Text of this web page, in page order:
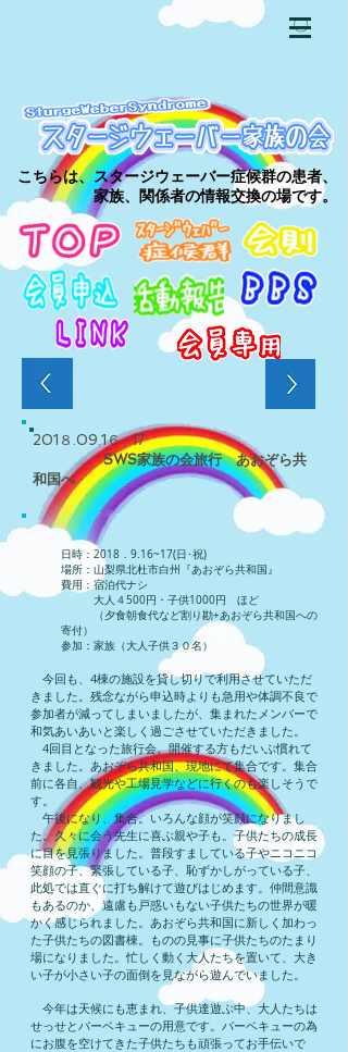
〇
こちらは、スタージウェーバー症候群の患者、
家族、関係者の情報交換の場です。
201８.09.1６∼17
SWS家族の会旅行 あおぞら共
和国へ
今回も、4棟の施設を貸し切りで利用させていただ
きました。残念ながら申込時よりも急用や体調不良で
参加者が減ってしまいましたが、集まれたメンバーで
和気あいあいと楽しく過ごさせていただきました。
4回目となった旅行会。開催する方もだいぶ慣れて
きました。あおぞら共和国、現地にて集合です。集合
前に各自、観光や工場見学などに行くのも楽しそうで
す。
午後になり、集合。いろんな顔が笑顔になりまし
た。久々に会う先生に喜ぶ親や子も。子供たちの成長
に目を見張りました。普段すましている子やニコニコ
笑顔の子、緊張している子、恥ずかしがっている子、
此処では直ぐに打ち解けて遊びはじめます。仲間意識
もあるのか、遠慮も戸惑いもない子供たちの世界が暖
かく感じられました。あおぞら共和国に新しく加わっ
た子供たちの図書棟。ものの見事に子供たちのたまり
場になりました。忙しく動く大人たちを置いて、大き
い子が小さい子の面倒を見ながら遊んでいました。
今年は天候にも恵まれ、子供達遊ぶ中、大人たちは
せっせとバーベキューの用意です。バーベキューの為
にお腹を空けてきた子供たちも頑張ってお手伝いで
日時：2018．9.16~17(日･祝)
場所：山梨県北杜市白州『あおぞら共和国』
費用：宿泊代ナシ
大人４500円・子供1000円 ほど
（夕食朝食代など割り勘+あおぞら共和国への
寄付）
参加：家族（大人子供３０名）